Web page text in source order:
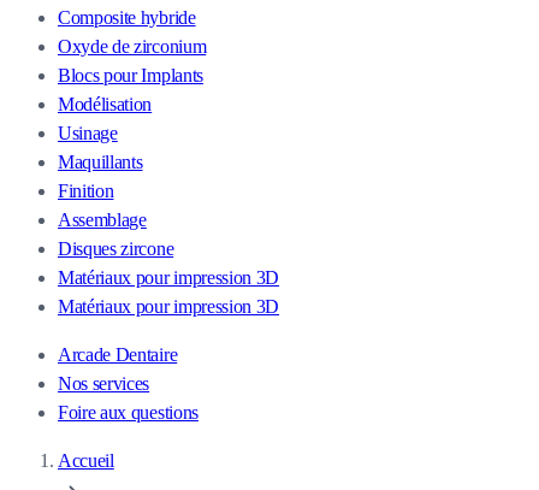
Composite hybride
Oxyde de zirconium
Blocs pour Implants
Modélisation
Usinage
Maquillants
Finition
Assemblage
Disques zircone
Matériaux pour impression 3D
Matériaux pour impression 3D
Arcade Dentaire
Nos services
Foire aux questions
Accueil